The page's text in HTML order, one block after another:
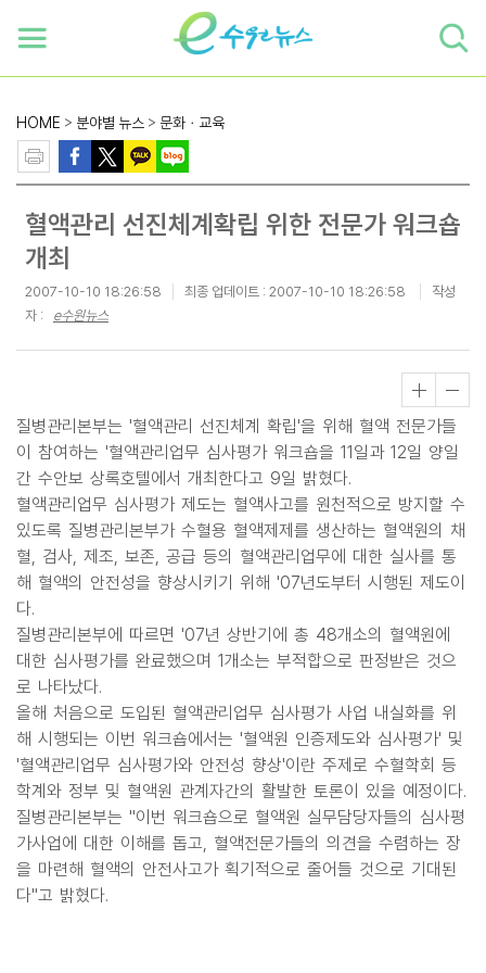
HOME > 분야별 뉴스 > 문화ㆍ교육
혈액관리 선진체계확립 위한 전문가 워크숍
개최
2007-10-10 18:26:58 최종 업데이트 : 2007-10-10 18:26:58
작성
자 : e수원뉴스
질병관리본부는 '혈액관리 선진체계 확립'을 위해 혈액 전문가들
이 참여하는 '혈액관리업무 심사평가 워크숍을 11일과 12일 양일
간 수안보 상록호텔에서 개최한다고 9일 밝혔다.
혈액관리업무 심사평가 제도는 혈액사고를 원천적으로 방지할 수
있도록 질병관리본부가 수혈용 혈액제제를 생산하는 혈액원의 채
혈, 검사, 제조, 보존, 공급 등의 혈액관리업무에 대한 실사를 통
해 혈액의 안전성을 향상시키기 위해 '07년도부터 시행된 제도이
다.
질병관리본부에 따르면 '07년 상반기에 총 48개소의 혈액원에
대한 심사평가를 완료했으며 1개소는 부적합으로 판정받은 것으
로 나타났다.
올해 처음으로 도입된 혈액관리업무 심사평가 사업 내실화를 위
해 시행되는 이번 워크숍에서는 '혈액원 인증제도와 심사평가' 및
'혈액관리업무 심사평가와 안전성 향상'이란 주제로 수혈학회 등
학계와 정부 및 혈액원 관계자간의 활발한 토론이 있을 예정이다.
질병관리본부는 "이번 워크숍으로 혈액원 실무담당자들의 심사평
가사업에 대한 이해를 돕고, 혈액전문가들의 의견을 수렴하는 장
을 마련해 혈액의 안전사고가 획기적으로 줄어들 것으로 기대된
다"고 밝혔다.